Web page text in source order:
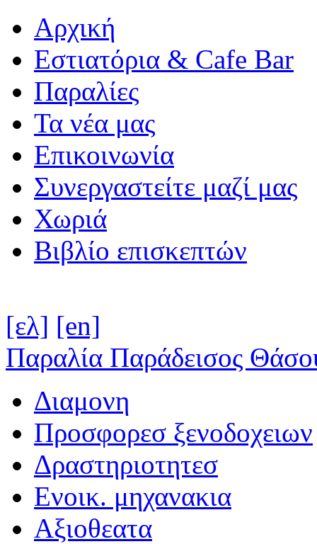
Αρχική
Εστιατόρια & Cafe Bar
Παραλίες
Τα νέα μας
Επικοινωνία
Συνεργαστείτε μαζί μας
Χωριά
Βιβλίο επισκεπτών
[ελ] [en]
Παραλία Παράδεισος
Διαμονη
Προσφορεσ ξενοδοχειων
Δραστηριοτητεσ
Ενοικ. μηχανακια
Αξιοθεατα